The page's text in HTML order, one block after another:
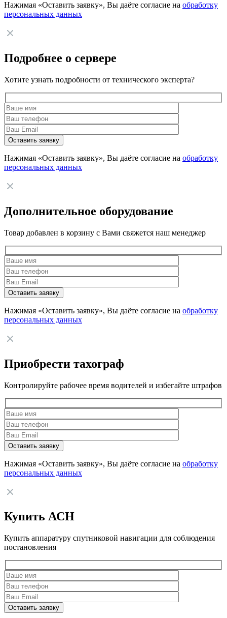
Нажимая «Оставить заявку», Вы даёте согласие на обработку
персональных данных
Подробнее о сервере
Хотите узнать подробности от технического эксперта?
Нажимая «Оставить заявку», Вы даёте согласие на обработку
персональных данных
Дополнительное оборудование
Товар добавлен в корзину с Вами свяжется наш менеджер
Нажимая «Оставить заявку», Вы даёте согласие на обработку
персональных данных
Приобрести тахограф
Контролируйте рабочее время водителей и избегайте штрафов
Нажимая «Оставить заявку», Вы даёте согласие на обработку
персональных данных
Купить АСН
Купить аппаратуру спутниковой навигации для соблюдения
постановления